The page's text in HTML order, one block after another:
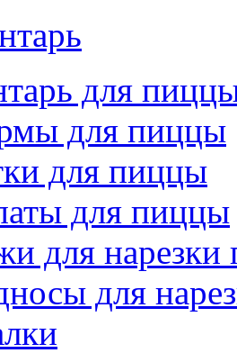
для
для пиццы
для пиццы
для пиццы
для нарезки
для